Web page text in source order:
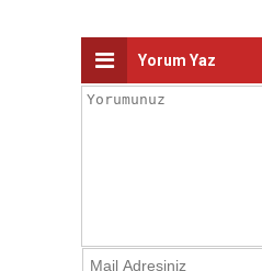
Yorum Yaz